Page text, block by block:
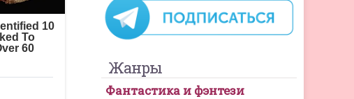
Жанры
Фантастика и фэнтези